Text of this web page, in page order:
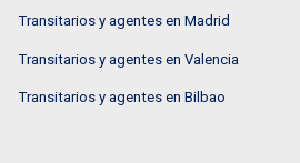
Transitarios y agentes en Madrid
Transitarios y agentes en Valencia
Transitarios y agentes en Bilbao